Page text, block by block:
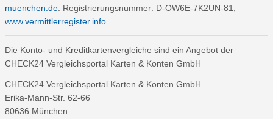
muenchen.de . Registrierungsnummer: D-OW6E-7K2UN-81,
www.vermittlerregister.info
Die Konto- und Kreditkartenvergleiche sind ein Angebot der
CHECK24 Vergleichsportal Karten & Konten GmbH
CHECK24 Vergleichsportal Karten & Konten GmbH
Erika-Mann-Str. 62-66
80636 München